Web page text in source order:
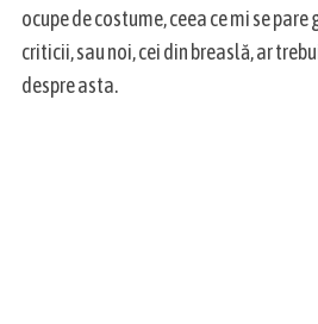
ocupe de costume, ceea ce mi se pare
criticii, sau noi, cei din breaslă, ar
despre asta.